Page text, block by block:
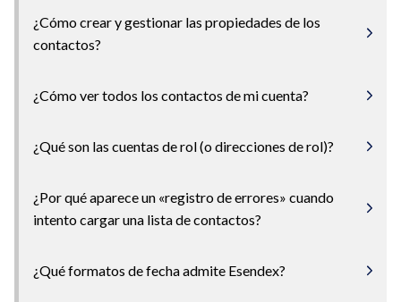
¿Cómo crear y gestionar las propiedades de los
contactos?
¿Cómo ver todos los contactos de mi cuenta?
¿Qué son las cuentas de rol (o direcciones de rol)?
¿Por qué aparece un «registro de errores» cuando
intento cargar una lista de contactos?
¿Qué formatos de fecha admite Esendex?